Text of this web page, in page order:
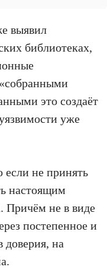
выявил
библиотеках,
это создаёт
уже
если не принять
настоящим
Причём не в виде
постепенное и
доверия, на